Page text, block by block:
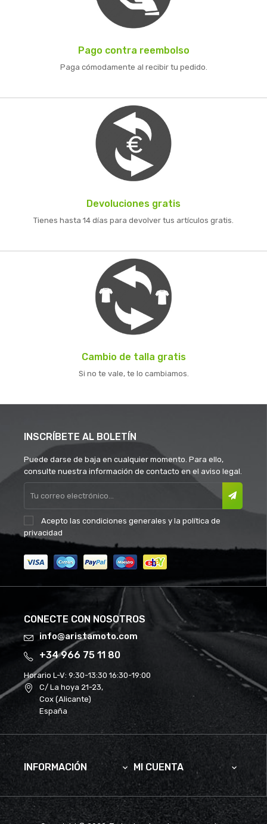
Pago contra reembolso
Paga cómodamente al recibir tu pedido.
Devoluciones gratis
Tienes hasta 14 días para devolver tus artículos gratis.
Cambio de talla gratis
Si no te vale, te lo cambiamos.
INSCRÍBETE AL BOLETÍN
Puede darse de baja en cualquier momento. Para ello,
consulte nuestra información de contacto en el aviso legal.
Acepto las condiciones generales y la política de
privacidad
CONECTE CON NOSOTROS
info@aristamoto.com
+34 966 75 11 80
Horario L-V: 9:30-13:30 16:30-19:00
C/ La hoya 21-23,
Cox (Alicante)
España
INFORMACIÓN  MI CUENTA 